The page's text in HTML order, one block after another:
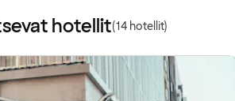
hotellit(14 hotellit)